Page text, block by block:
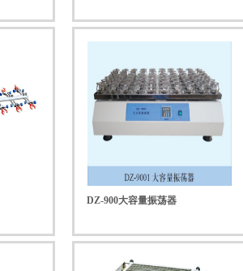
DZ-900大容量振荡器